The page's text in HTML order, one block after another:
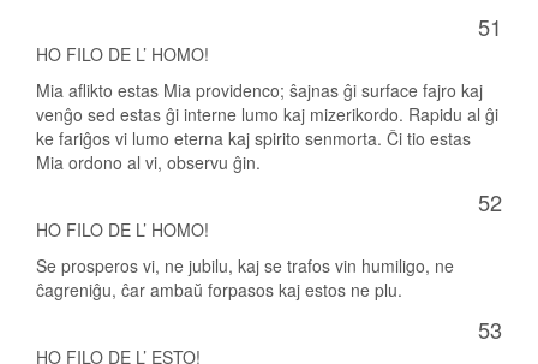
51
HO FILO DE L’ HOMO!
Mia aflikto estas Mia providenco; ŝajnas ĝi surface fajro kaj
venĝo sed estas ĝi interne lumo kaj mizerikordo. Rapidu al ĝi
ke fariĝos vi lumo eterna kaj spirito senmorta. Ĉi tio estas
Mia ordono al vi, observu ĝin.
52
HO FILO DE L’ HOMO!
Se prosperos vi, ne jubilu, kaj se trafos vin humiligo, ne
ĉagreniĝu, ĉar ambaŭ forpasos kaj estos ne plu.
53
HO FILO DE L’ ESTO!